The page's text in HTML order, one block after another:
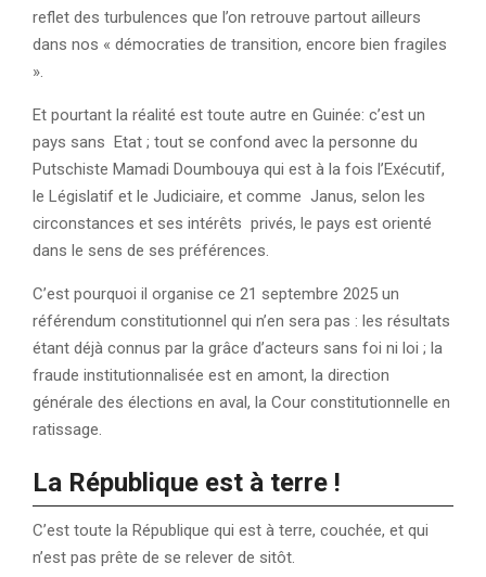
reflet des turbulences que l’on retrouve partout ailleurs
dans nos « démocraties de transition, encore bien fragiles
».
Et pourtant la réalité est toute autre en Guinée: c’est un
pays sans Etat ; tout se confond avec la personne du
Putschiste Mamadi Doumbouya qui est à la fois l’Exécutif,
le Législatif et le Judiciaire, et comme Janus, selon les
circonstances et ses intérêts privés, le pays est orienté
dans le sens de ses préférences.
C’est pourquoi il organise ce 21 septembre 2025 un
référendum constitutionnel qui n’en sera pas : les résultats
étant déjà connus par la grâce d’acteurs sans foi ni loi ; la
fraude institutionnalisée est en amont, la direction
générale des élections en aval, la Cour constitutionnelle en
ratissage.
La République est à terre !
C’est toute la République qui est à terre, couchée, et qui
n’est pas prête de se relever de sitôt.